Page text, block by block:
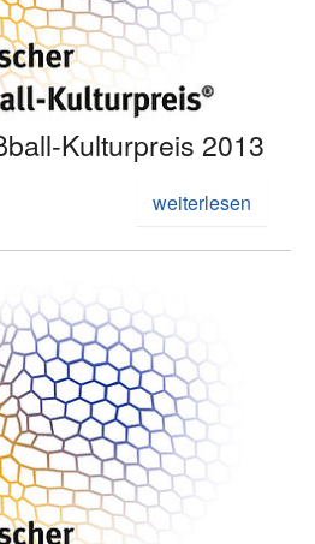
Kulturpreis 2013
weiterlesen